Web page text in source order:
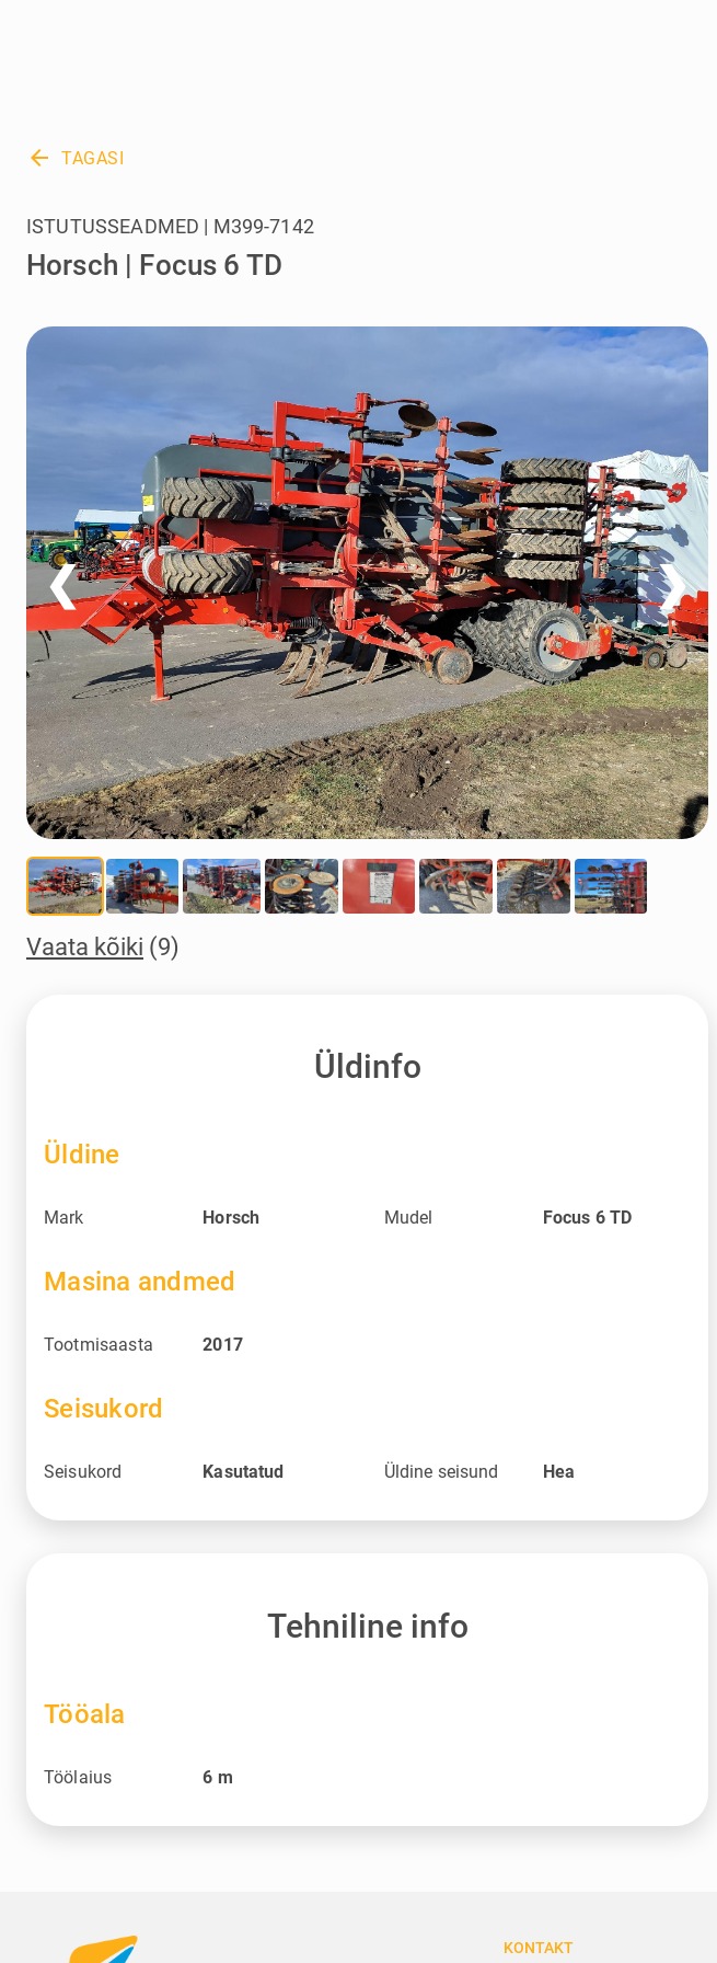
arrow_back TAGASI
Horsch | Focus 6 TD
ISTUTUSSEADMED | M399-7142
❮ ❯
Vaata kõiki (9)
Üldinfo
Üldine
Mark Horsch Mudel Focus 6 TD
Masina andmed
Tootmisaasta 2017
Seisukord
Seisukord Kasutatud Üldine seisund Hea
Tehniline info
Tööala
Töölaius 6 m
KONTAKT